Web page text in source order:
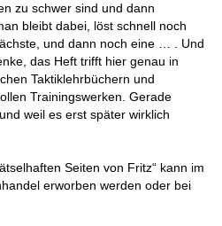
zu schwer sind und dann
bleibt dabei, löst schnell noch
und dann noch eine … . Und
das Heft trifft hier genau in
Taktiklehrbüchern und
Trainingswerken. Gerade
weil es erst später wirklich
Seiten von Fritz“ kann im
erworben werden oder bei